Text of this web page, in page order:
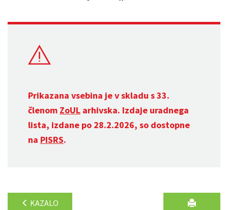
Prikazana vsebina je v skladu s 33.
členom ZoUL arhivska. Izdaje uradnega
lista, izdane po 28.2.2026, so dostopne
na PISRS.
KAZALO